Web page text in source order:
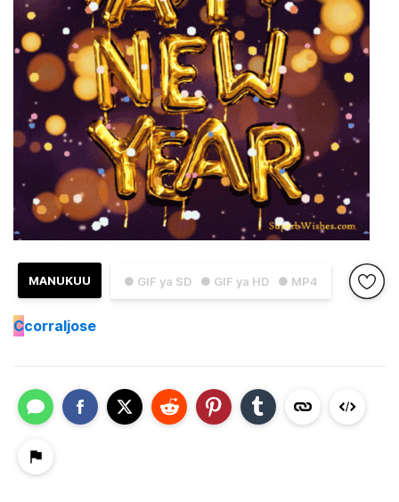
● GIF ya SD ● GIF ya HD ● MP4
MANUKUU
Ccorraljose